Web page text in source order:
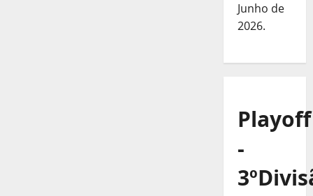
Junho de
2026.
Playoff
-